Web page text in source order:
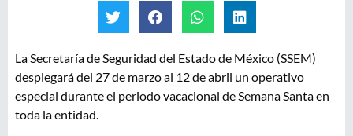
La Secretaría de Seguridad del Estado de México (SSEM)
desplegará del 27 de marzo al 12 de abril un operativo
especial durante el periodo vacacional de Semana Santa en
toda la entidad.